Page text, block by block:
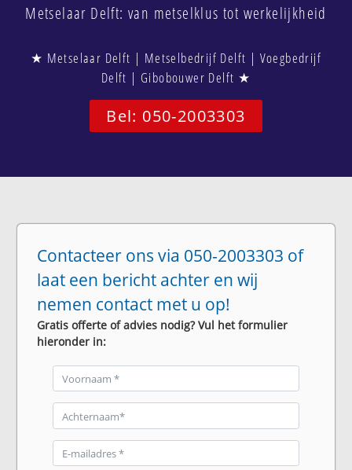
Metselaar Delft: van metselklus tot werkelijkheid
★ Metselaar Delft | Metselbedrijf Delft | Voegbedrijf
Delft | Gibobouwer Delft ★
Bel: 050-2003303
Contacteer ons via 050-2003303 of
laat een bericht achter en wij
nemen contact met u op!
Gratis offerte of advies nodig? Vul het formulier
hieronder in: